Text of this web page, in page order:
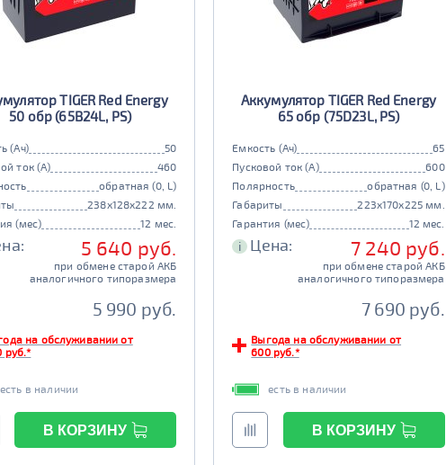
TIGER Red Energy
50 обр (65B24L, PS)
(Ач)
50
ток (А)
460
обратная (0, L)
238x128x222 мм.
(мес)
12 мес.
5 640 руб.
при обмене старой АКБ
аналогичного типоразмера
5 990 руб.
на обслуживании от
руб.*
есть в наличии
В КОРЗИНУ
Аккумулятор TIGER Red Energy
65 обр (75D23L, PS)
Емкость (Ач)
65
Пусковой ток (А)
600
Полярность
обратная (0, L)
Габариты
223x170x225 мм.
Гарантия (мес)
12 мес.
i Цена: 7 240 руб.
при обмене старой АКБ
аналогичного типоразмера
7 690 руб.
Выгода на обслуживании от
600 руб.*
есть в наличии
В КОРЗИНУ